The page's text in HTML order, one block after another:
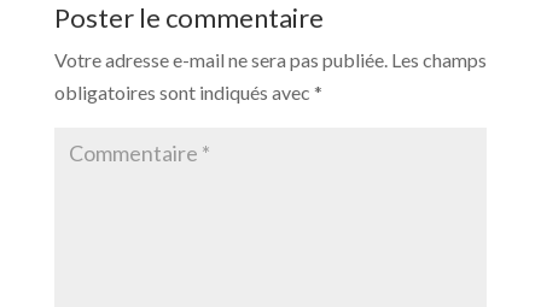
Poster le commentaire
Votre adresse e-mail ne sera pas publiée. Les champs
obligatoires sont indiqués avec *